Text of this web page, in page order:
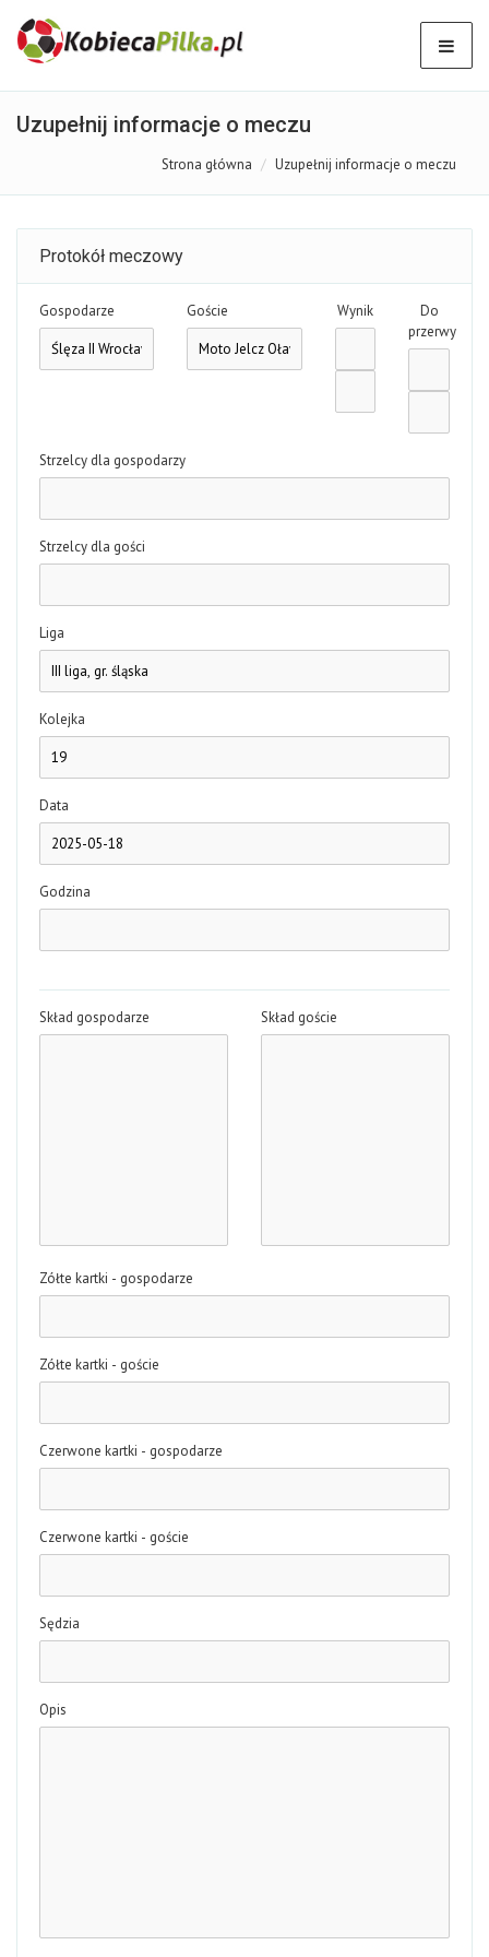
Uzupełnij informacje o meczu
Strona główna Uzupełnij informacje o meczu
Protokół meczowy
Gospodarze Goście Wynik
Do
przerwy
Strzelcy dla gospodarzy
Strzelcy dla gości
Liga
Kolejka
Data
Godzina
Skład gospodarze Skład goście
Zółte kartki - gospodarze
Zółte kartki - goście
Czerwone kartki - gospodarze
Czerwone kartki - goście
Sędzia
Opis